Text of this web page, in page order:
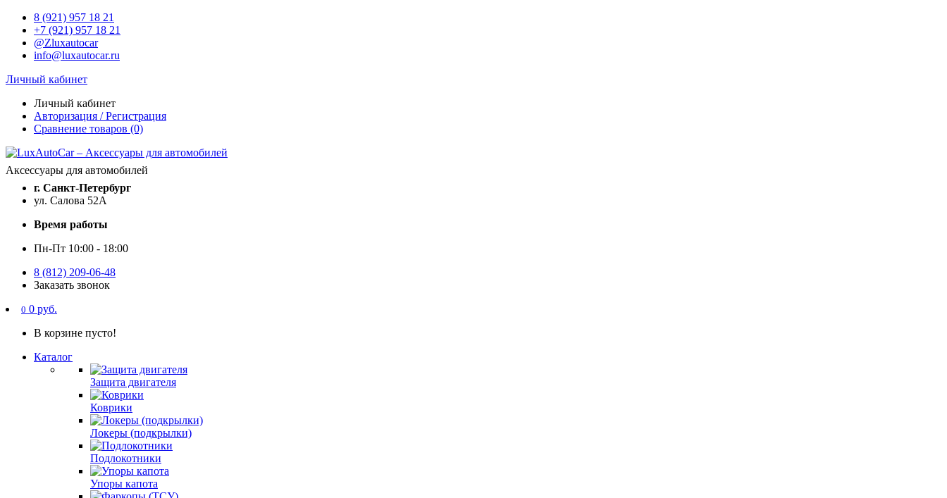
8 (921) 957 18 21
+7 (921) 957 18 21
@Zluxautocar
info@luxautocar.ru
Личный кабинет
Личный кабинет
Авторизация / Регистрация
Сравнение товаров (0)
Аксессуары для автомобилей
г. Санкт-Петербург
ул. Салова 52А
Время работы
Пн-Пт 10:00 - 18:00
8 (812) 209-06-48
Заказать звонок
0 0 руб.
В корзине пусто!
Каталог
Защита двигателя
Коврики
Локеры (подкрылки)
Подлокотники
Упоры капота